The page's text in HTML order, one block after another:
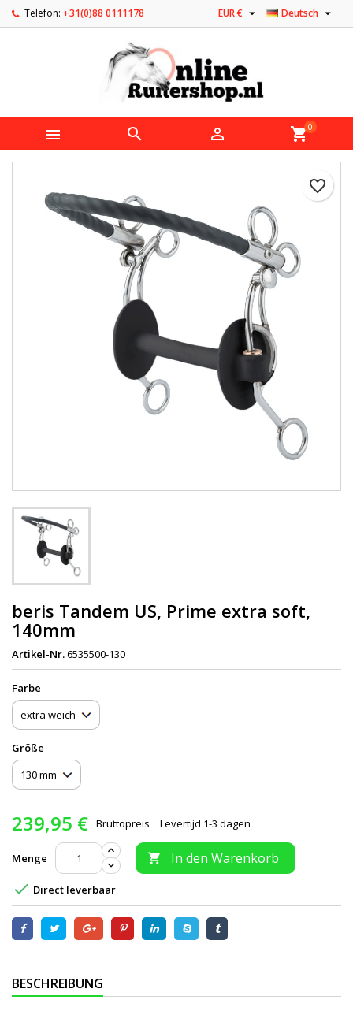
Telefon: +31(0)88 0111178 Deutsch 
EUR € 
   shopping_cart0
favorite_border
beris Tandem US, Prime extra soft,
140mm
Artikel-Nr.6535500-130
Farbe
Größe
239,95 € Bruttopreis Levertijd 1-3 dagen
Menge  In den Warenkorb
 Direct leverbaar
BESCHREIBUNG